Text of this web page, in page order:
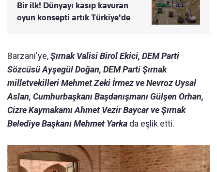
Bir ilk! Dünyayı kasıp kavuran
oyun konsepti artık Türkiye'de
Barzani'ye,Şırnak Valisi Birol Ekici, DEM Parti
Sözcüsü Ayşegül Doğan, DEM Parti Şırnak
milletvekilleri Mehmet Zeki İrmez ve Nevroz Uysal
Aslan, Cumhurbaşkanı Başdanışmanı Gülşen Orhan,
Cizre Kaymakamı Ahmet Vezir Baycar ve Şırnak
Belediye Başkanı Mehmet Yarka da eşlik etti.